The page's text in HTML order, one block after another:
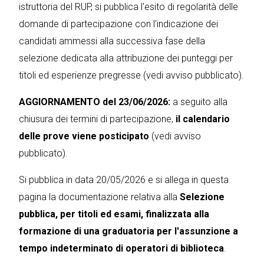
istruttoria del RUP, si pubblica l'esito di regolarità delle
domande di partecipazione con l'indicazione dei
candidati ammessi alla successiva fase della
selezione dedicata alla attribuzione dei punteggi per
titoli ed esperienze pregresse (vedi avviso pubblicato).
AGGIORNAMENTO del 23/06/2026: a seguito alla
chiusura dei termini di partecipazione, il calendario
delle prove viene posticipato (vedi avviso
pubblicato).
Si pubblica in data 20/05/2026 e si allega in questa
pagina la documentazione relativa alla Selezione
pubblica, per titoli ed esami, finalizzata alla
formazione di una graduatoria per l'assunzione a
tempo indeterminato di operatori di biblioteca.